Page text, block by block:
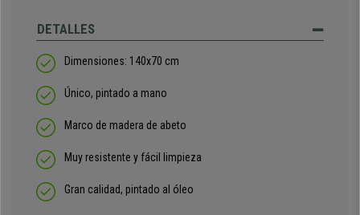
DETALLES
Dimensiones: 140x70 cm
Único, pintado a mano
Marco de madera de abeto
Muy resistente y fácil limpieza
Gran calidad, pintado al óleo